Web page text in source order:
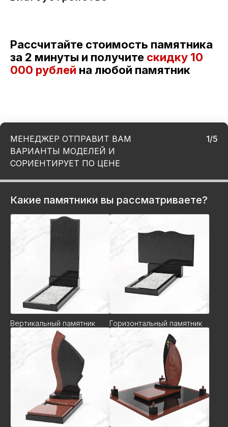
Рассчитайте стоимость памятника
за 2 минуты и получите скидку 10
000 рублей на любой памятник
МЕНЕДЖЕР ОТПРАВИТ ВАМ
ВАРИАНТЫ МОДЕЛЕЙ И
СОРИЕНТИРУЕТ ПО ЦЕНЕ
1/5
Какие памятники вы рассматриваете?
Вертикальный памятник Горизонтальный памятник